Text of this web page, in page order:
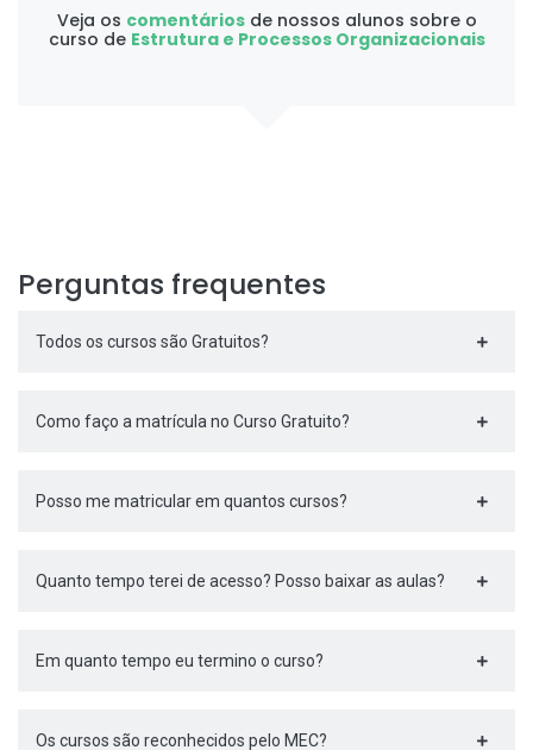
Veja os comentáriosde nossos alunos sobre o
curso de Estrutura e Processos Organizacionais
Perguntas frequentes
Todos os cursos são Gratuitos?
Como faço a matrícula no Curso Gratuito?
Posso me matricular em quantos cursos?
Quanto tempo terei de acesso? Posso baixar as aulas?
Em quanto tempo eu termino o curso?
Os cursos são reconhecidos pelo MEC?